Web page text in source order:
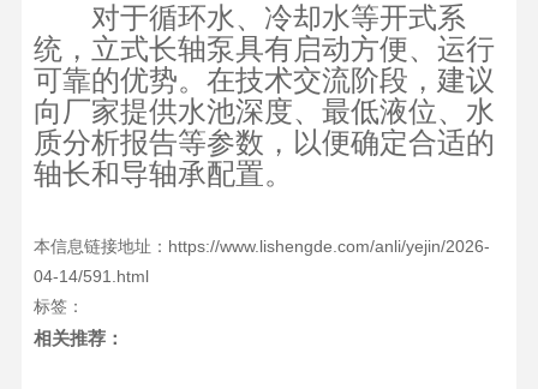
对于循环水、冷却水等开式系
统，立式长轴泵具有启动方便、运行
可靠的优势。在技术交流阶段，建议
向厂家提供水池深度、最低液位、水
质分析报告等参数，以便确定合适的
轴长和导轴承配置。
本信息链接地址：https://www.lishengde.com/anli/yejin/2026-
04-14/591.html
标签：
相关推荐：